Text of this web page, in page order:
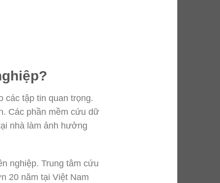
các tập tin quan trọng.
Các phần mềm cứu dữ
nhà làm ảnh hưởng
nghiệp. Trung tâm cứu
20 năm tại Việt Nam